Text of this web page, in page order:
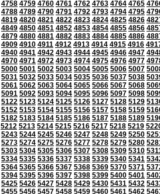
4758 4759 4760 4761 4762 4763 4764 4765
4788 4789 4790 4791 4792 4793 4794 4795
4819 4820 4821 4822 4823 4824 4825 4826
4849 4850 4851 4852 4853 4854 4855 4856
4879 4880 4881 4882 4883 4884 4885 4886
4909 4910 4911 4912 4913 4914 4915 4916
4940 4941 4942 4943 4944 4945 4946 4947
4970 4971 4972 4973 4974 4975 4976 4977
5000 5001 5002 5003 5004 5005 5006 5007
5031 5032 5033 5034 5035 5036 5037 5038
5061 5062 5063 5064 5065 5066 5067 5068
5091 5092 5093 5094 5095 5096 5097 5098
5122 5123 5124 5125 5126 5127 5128 5129
5152 5153 5154 5155 5156 5157 5158 5159
5182 5183 5184 5185 5186 5187 5188 5189
5212 5213 5214 5215 5216 5217 5218 5219
5243 5244 5245 5246 5247 5248 5249 5250
5273 5274 5275 5276 5277 5278 5279 5280
5303 5304 5305 5306 5307 5308 5309 5310
5334 5335 5336 5337 5338 5339 5340 5341
5364 5365 5366 5367 5368 5369 5370 5371
5394 5395 5396 5397 5398 5399 5400 5401
5425 5426 5427 5428 5429 5430 5431 5432
5455 5456 5457 5458 5459 5460 5461 5462